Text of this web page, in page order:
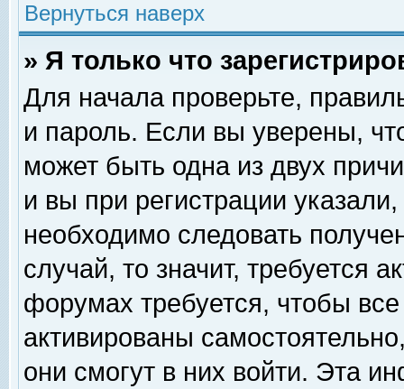
Вернуться наверх
» Я только что
Для начала проверьте,
и пароль. Если вы уверены,
может быть одна из двух
и вы при регистрации
необходимо следовать
случай, то значит, требуется
форумах требуется, чтобы
активированы
они смогут в них войти. Эта